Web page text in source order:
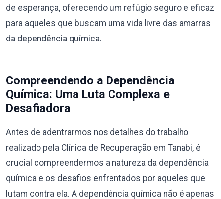
de esperança, oferecendo um refúgio seguro e eficaz
para aqueles que buscam uma vida livre das amarras
da dependência química.
Compreendendo a Dependência
Química: Uma Luta Complexa e
Desafiadora
Antes de adentrarmos nos detalhes do trabalho
realizado pela Clínica de Recuperação em Tanabi, é
crucial compreendermos a natureza da dependência
química e os desafios enfrentados por aqueles que
lutam contra ela. A dependência química não é apenas